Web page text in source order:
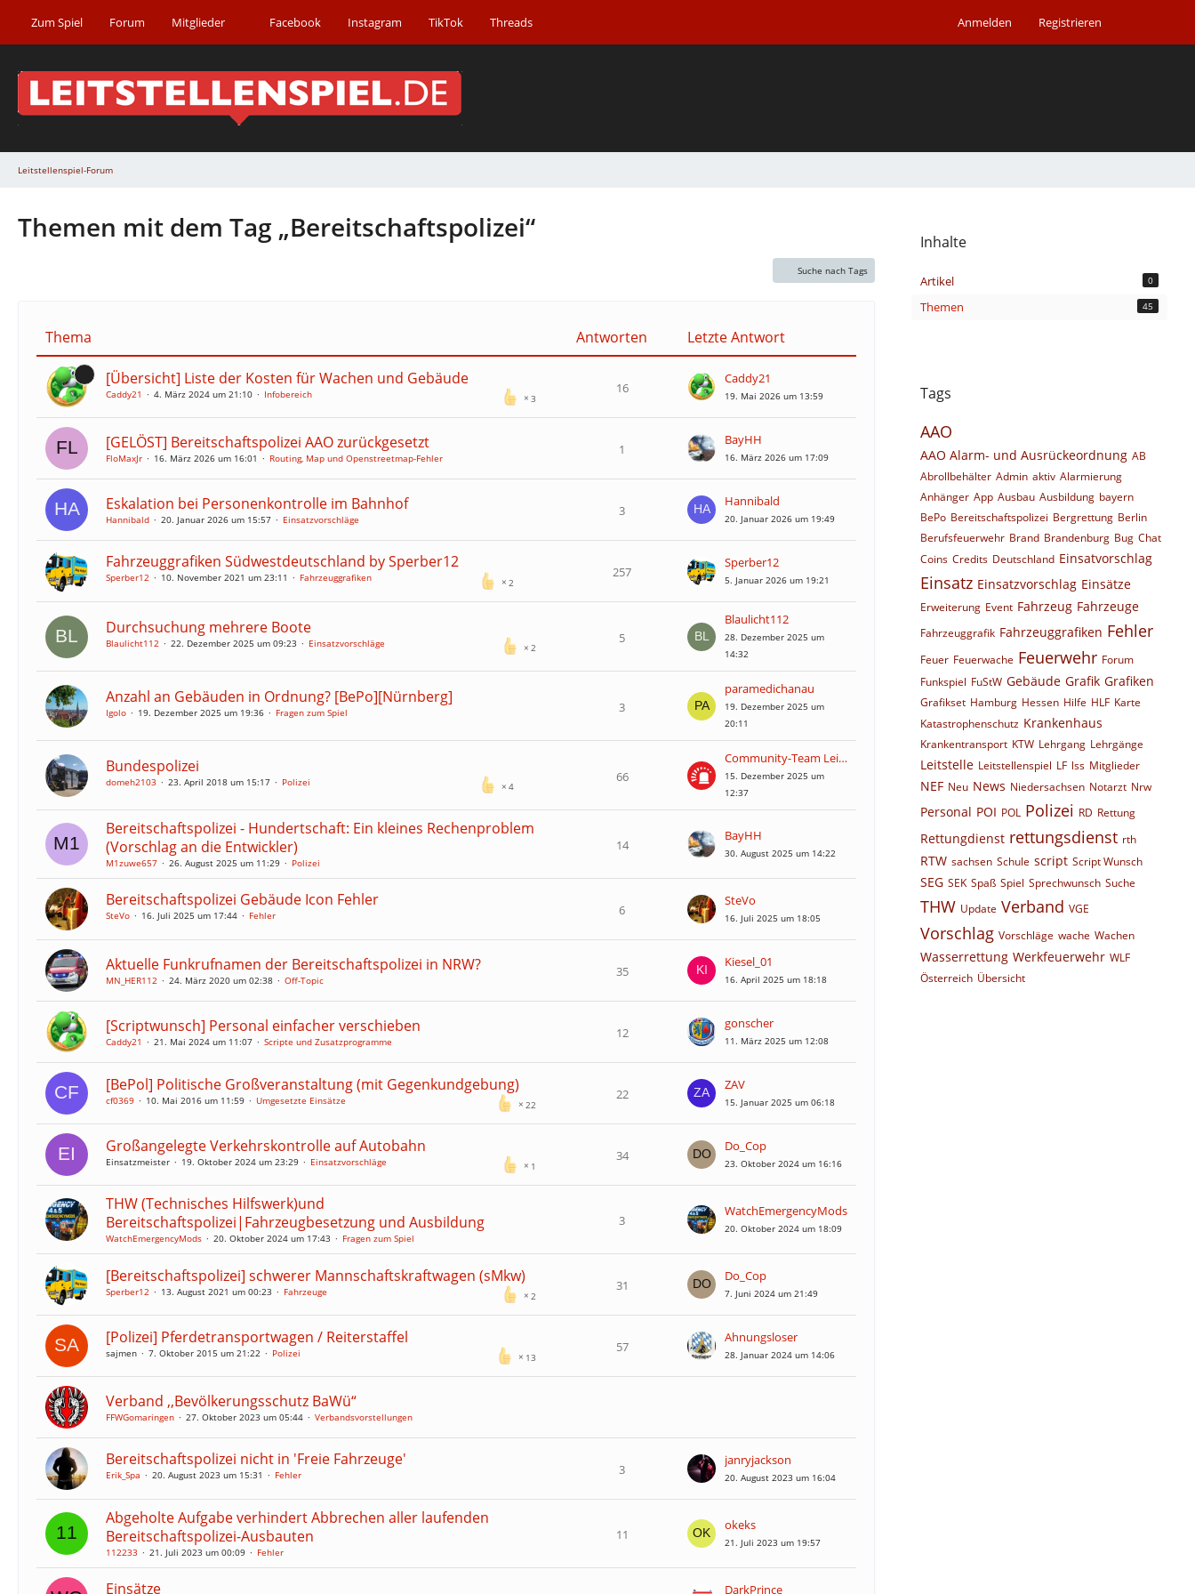
Zum Spiel Forum Mitglieder Facebook Instagram TikTok Threads Anmelden Registrieren
Leitstellenspiel-Forum
Themen mit dem Tag „Bereitschaftspolizei“
Suche nach Tags
Thema Antworten Letzte Antwort
[Übersicht] Liste der Kosten für Wachen und Gebäude
3
Caddy21 4. März 2024 um 21:10 Infobereich 16
Caddy21
19. Mai 2026 um 13:59
[GELÖST] Bereitschaftspolizei AAO zurückgesetzt
FloMaxJr 16. März 2026 um 16:01 Routing, Map und Openstreetmap-Fehler
1
BayHH
16. März 2026 um 17:09
Eskalation bei Personenkontrolle im Bahnhof
Hannibald 20. Januar 2026 um 15:57 Einsatzvorschläge
3
Hannibald
20. Januar 2026 um 19:49
Fahrzeuggrafiken Südwestdeutschland by Sperber12
2
Sperber12 10. November 2021 um 23:11 Fahrzeuggrafiken 257
Sperber12
5. Januar 2026 um 19:21
Durchsuchung mehrere Boote
2
Blaulicht112 22. Dezember 2025 um 09:23 Einsatzvorschläge 5
Blaulicht112
28. Dezember 2025 um
14:32
Anzahl an Gebäuden in Ordnung? [BePo][Nürnberg]
Igolo 19. Dezember 2025 um 19:36 Fragen zum Spiel 3
paramedichanau
19. Dezember 2025 um
20:11
Bundespolizei
4
domeh2103 23. April 2018 um 15:17 Polizei 66
Community-Team Leitstellenspiel
15. Dezember 2025 um
12:37
Bereitschaftspolizei - Hundertschaft: Ein kleines Rechenproblem
(Vorschlag an die Entwickler)
M1zuwe657 26. August 2025 um 11:29 Polizei
14
BayHH
30. August 2025 um 14:22
Bereitschaftspolizei Gebäude Icon Fehler
SteVo 16. Juli 2025 um 17:44 Fehler 6
SteVo
16. Juli 2025 um 18:05
Aktuelle Funkrufnamen der Bereitschaftspolizei in NRW?
MN_HER112 24. März 2020 um 02:38 Off-Topic
35
Kiesel_01
16. April 2025 um 18:18
[Scriptwunsch] Personal einfacher verschieben
Caddy21 21. Mai 2024 um 11:07 Scripte und Zusatzprogramme
12
gonscher
11. März 2025 um 12:08
[BePol] Politische Großveranstaltung (mit Gegenkundgebung)
22
cf0369 10. Mai 2016 um 11:59 Umgesetzte Einsätze 22
ZAV
15. Januar 2025 um 06:18
Großangelegte Verkehrskontrolle auf Autobahn
1
Einsatzmeister 19. Oktober 2024 um 23:29 Einsatzvorschläge 34
Do_Cop
23. Oktober 2024 um 16:16
THW (Technisches Hilfswerk)und
Bereitschaftspolizei|Fahrzeugbesetzung und Ausbildung
WatchEmergencyMods 20. Oktober 2024 um 17:43 Fragen zum Spiel
3
WatchEmergencyMods
20. Oktober 2024 um 18:09
[Bereitschaftspolizei] schwerer Mannschaftskraftwagen (sMkw)
2
Sperber12 13. August 2021 um 00:23 Fahrzeuge 31
Do_Cop
7. Juni 2024 um 21:49
[Polizei] Pferdetransportwagen / Reiterstaffel
13
sajmen 7. Oktober 2015 um 21:22 Polizei 57
Ahnungsloser
28. Januar 2024 um 14:06
Verband ,,Bevölkerungsschutz BaWü“
FFWGomaringen 27. Oktober 2023 um 05:44 Verbandsvorstellungen
Bereitschaftspolizei nicht in 'Freie Fahrzeuge'
Erik_Spa 20. August 2023 um 15:31 Fehler 3
janryjackson
20. August 2023 um 16:04
Abgeholte Aufgabe verhindert Abbrechen aller laufenden
Bereitschaftspolizei-Ausbauten
112233 21. Juli 2023 um 00:09 Fehler
11
okeks
21. Juli 2023 um 19:57
Einsätze DarkPrince
Inhalte
Artikel 0
Themen 45
Tags
AAO
AAO Alarm- und Ausrückeordnung AB
Abrollbehälter Admin aktiv Alarmierung
Anhänger App Ausbau Ausbildung bayern
BePo Bereitschaftspolizei Bergrettung Berlin
Berufsfeuerwehr Brand Brandenburg Bug Chat
Coins Credits Deutschland Einsatvorschlag
Einsatz Einsatzvorschlag Einsätze
Erweiterung Event Fahrzeug Fahrzeuge
Fahrzeuggrafik Fahrzeuggrafiken Fehler
Feuer Feuerwache Feuerwehr Forum
Funkspiel FuStW Gebäude Grafik Grafiken
Grafikset Hamburg Hessen Hilfe HLF Karte
Katastrophenschutz Krankenhaus
Krankentransport KTW Lehrgang Lehrgänge
Leitstelle Leitstellenspiel LF lss Mitglieder
NEF Neu News Niedersachsen Notarzt Nrw
Personal POI POL Polizei RD Rettung
Rettungdienst rettungsdienst rth
RTW sachsen Schule script Script Wunsch
SEG SEK Spaß Spiel Sprechwunsch Suche
THW Update Verband VGE
Vorschlag Vorschläge wache Wachen
Wasserrettung Werkfeuerwehr WLF
Österreich Übersicht